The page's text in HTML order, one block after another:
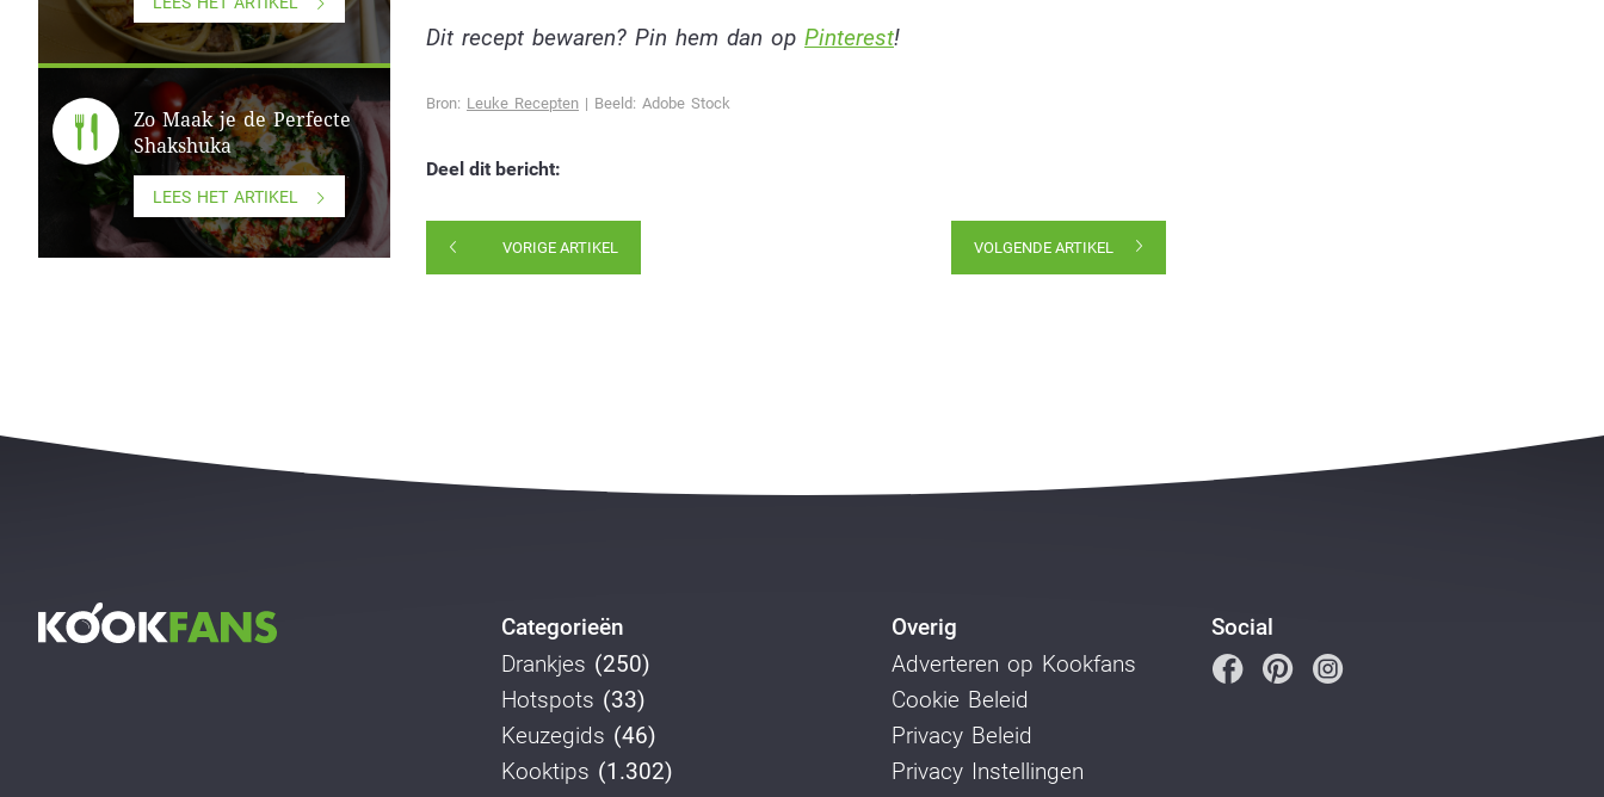
Zo Maak je de Perfecte
Shakshuka
LEES HET ARTIKEL
Dit recept bewaren? Pin hem dan op Pinterest!
Bron: Leuke Recepten| Beeld: Adobe Stock
Deel dit bericht:
VORIGE ARTIKEL VOLGENDE ARTIKEL
Categorieën
Drankjes (250)
Hotspots (33)
Keuzegids (46)
Kooktips (1.302)
Overig
Adverteren op Kookfans
Cookie Beleid
Privacy Beleid
Privacy Instellingen
Social